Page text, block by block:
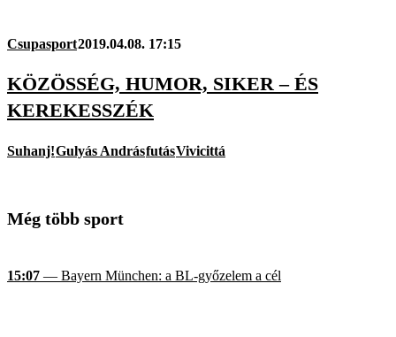
Csupasport2019.04.08. 17:15
KÖZÖSSÉG, HUMOR, SIKER – ÉS
KEREKESSZÉK
Suhanj!Gulyás AndrásfutásVivicittá
Még több sport
15:07 — Bayern München: a BL-győzelem a cél